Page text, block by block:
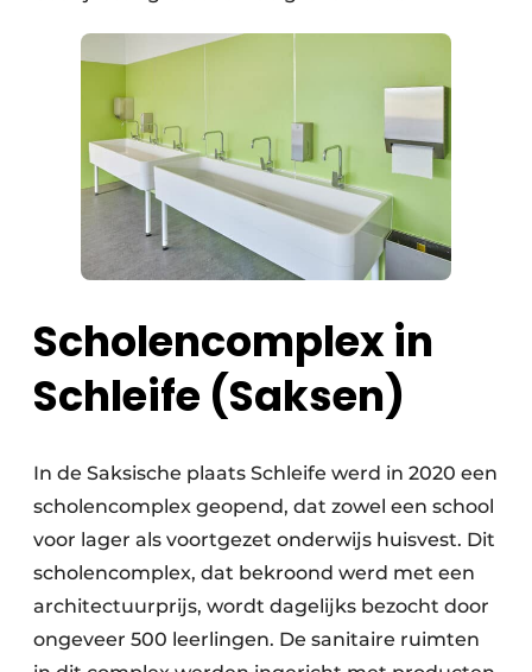
Scholencomplex in
Schleife (Saksen)
In de Saksische plaats Schleife werd in 2020 een
scholencomplex geopend, dat zowel een school
voor lager als voortgezet onderwijs huisvest. Dit
scholencomplex, dat bekroond werd met een
architectuurprijs, wordt dagelijks bezocht door
ongeveer 500 leerlingen. De sanitaire ruimten